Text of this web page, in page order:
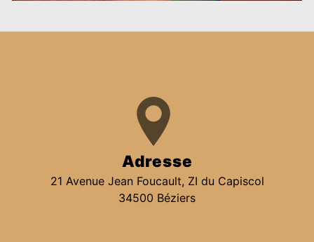
Adresse
21 Avenue Jean Foucault, ZI du Capiscol
34500 Béziers